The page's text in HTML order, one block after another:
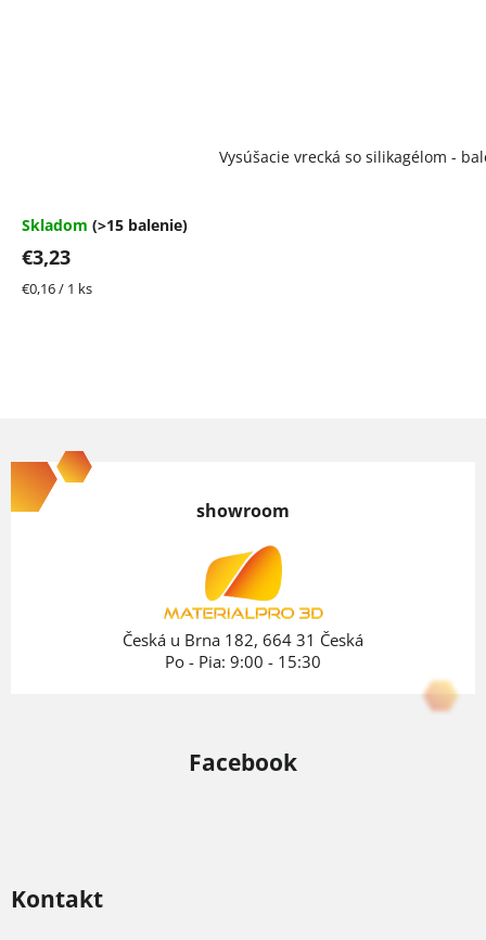
Vysúšacie vrecká so silikagélom -
Skladom (>15 balenie)
€3,23
Jednotková
€0,16 / 1 ks
á
p
Kontakt
showroom
Česká u Brna 182, 664 31 Česká
Po - Pia: 9:00 - 15:30
Facebook